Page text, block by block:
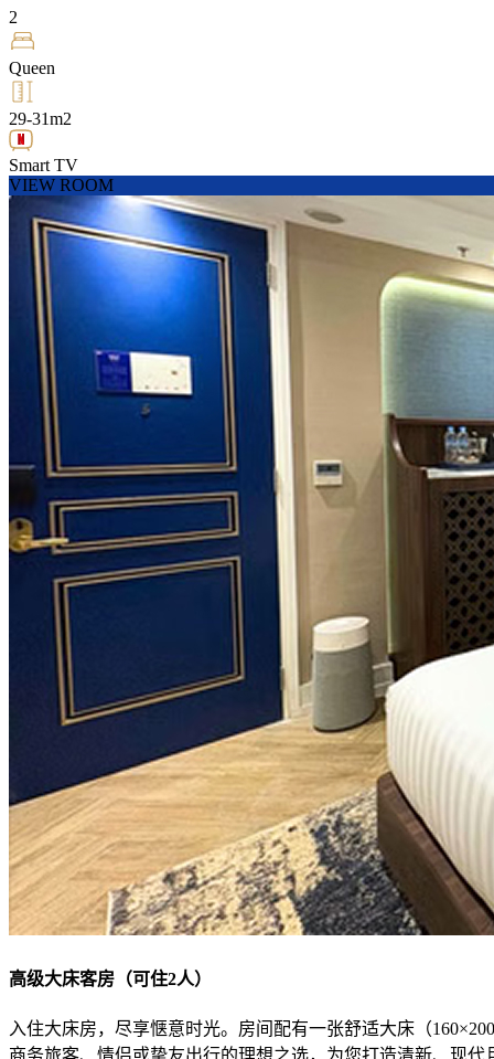
2
Queen
29-31m2
Smart TV
VIEW ROOM
高级大床客房（可住2人）
入住大床房，尽享惬意时光。房间配有一张舒适大床（
商务旅客、情侣或挚友出行的理想之选，为您打造清新、现代